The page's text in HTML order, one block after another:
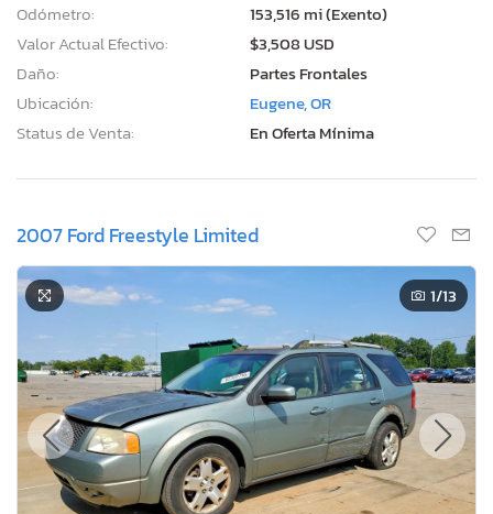
Odómetro:
153,516 mi (Exento)
Valor Actual Efectivo:
$3,508 USD
Daño:
Partes Frontales
Ubicación:
Eugene, OR
Status de Venta:
En Oferta Mínima
2007 Ford Freestyle Limited
1/13